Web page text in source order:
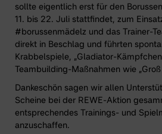
sollte eigentlich erst für den
11. bis 22. Juli stattfindet, zum
#borussenmädelz und das Trainer-
direkt in Beschlag und führten
Krabbelspiele, „Gladiator-
Teambuilding-Maßnahmen wie
Dankeschön sagen wir allen
Scheine bei der REWE-Aktion
entsprechendes Trainings- und
anzuschaffen.